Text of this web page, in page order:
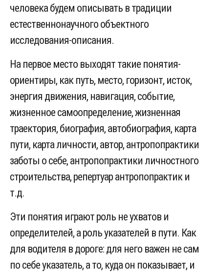
человека будем описывать в традиции
естественнонаучного объектного
исследования-описания.
На первое место выходят такие понятия-
ориентиры, как путь, место, горизонт, исток,
энергия движения, навигация, событие,
жизненное самоопределение, жизненная
траектория, биография, автобиография, карта
пути, карта личности, автор, антропопрактики
заботы о себе, антропопрактики личностного
строительства, репертуар антропопрактик и
т.д.
Эти понятия играют роль не ухватов и
определителей, а роль указателей в пути. Как
для водителя в дороге: для него важен не сам
по себе указатель, а то, куда он показывает, и